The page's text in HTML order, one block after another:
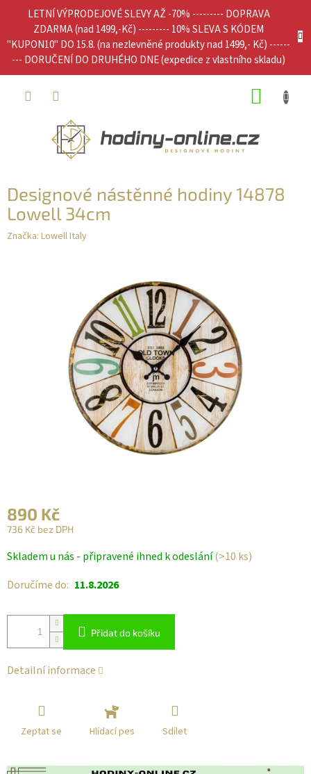
LETNÍ VÝPRODEJOVÉ SLEVY AŽ -70% --------- DOPRAVA
ZDARMA (nad 1499,-Kč) --------- 10% SLEVA S KÓDEM
"KUPON10" DO 15.8. (na nezlevněné produkty nad 1499,- Kč) ------
--- DORUČENÍ DO DRUHÉHO DNE (expedice z vlastního skladu)
Designové nástěnné hodiny 14878
Lowell 34cm
Značka: Lowell Italy
890 Kč
736 Kč bez DPH
cena:
Skladem u nás - připravené ihned k odeslání(>10 ks)
Doručíme do: 11.8.2026
Přidat do košíku
Detailní informace
Zeptat se Hlídací pes Sdílet